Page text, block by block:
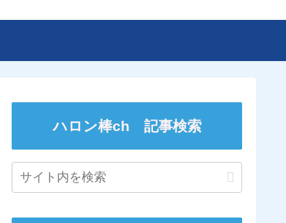
ハロン棒ch 記事検索